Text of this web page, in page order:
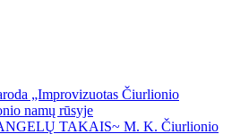
„Improvizuotas Čiurlionio
namų rūsyje
TAKAIS~ M. K. Čiurlionio